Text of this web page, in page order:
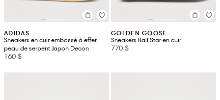
ADIDAS
Sneakers en cuir embossé à effet
peau de serpent Japon Decon
160 $
GOLDEN GOOSE
Sneakers Ball Star en cuir
770 $